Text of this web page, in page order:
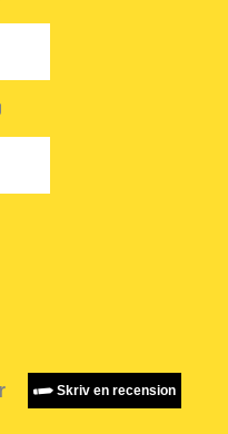
Skriv en recension